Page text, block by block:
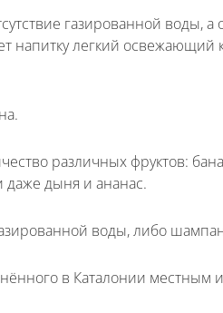
газированной воды, а
напитку легкий освежающий
различных фруктов:
даже дыня и ананас.
воды, либо
в Каталонии местным
телефона +__(____) ___-__-___
мне